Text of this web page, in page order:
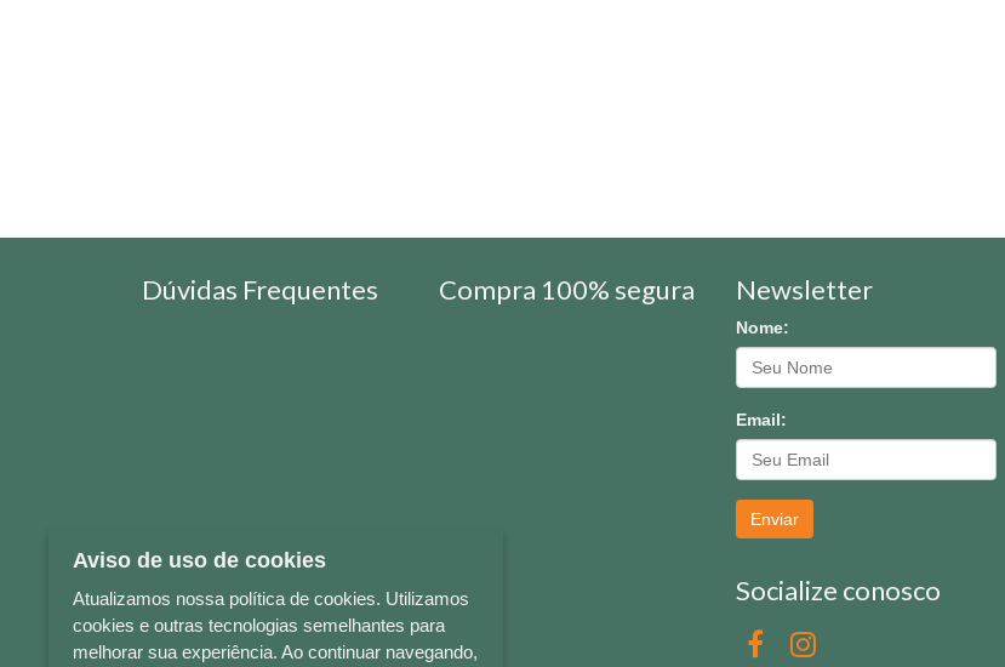
Dúvidas Frequentes Compra 100% segura Newsletter
Nome:
Email:
Enviar
Socialize conosco
Aviso de uso de cookies
Atualizamos nossa política de cookies. Utilizamos
cookies e outras tecnologias semelhantes para
melhorar sua experiência. Ao continuar navegando,